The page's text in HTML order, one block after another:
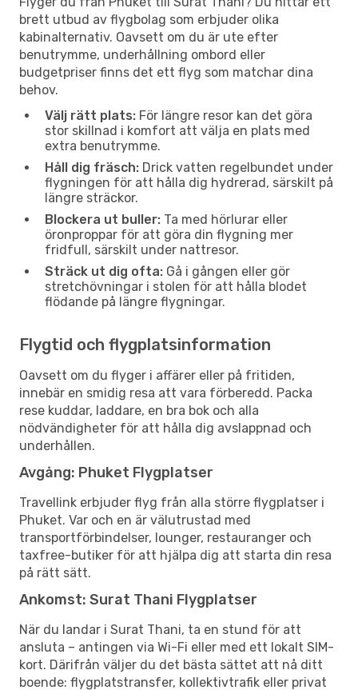
brett utbud av flygbolag som erbjuder olika
kabinalternativ. Oavsett om du är ute efter
benutrymme, underhållning ombord eller
budgetpriser finns det ett flyg som matchar dina
behov.
Välj rätt plats: För längre resor kan det göra
stor skillnad i komfort att välja en plats med
extra benutrymme.
Håll dig fräsch: Drick vatten regelbundet under
flygningen för att hålla dig hydrerad, särskilt på
längre sträckor.
Blockera ut buller: Ta med hörlurar eller
öronproppar för att göra din flygning mer
fridfull, särskilt under nattresor.
Sträck ut dig ofta: Gå i gången eller gör
stretchövningar i stolen för att hålla blodet
flödande på längre flygningar.
Flygtid och flygplatsinformation
Oavsett om du flyger i affärer eller på fritiden,
innebär en smidig resa att vara förberedd. Packa
rese kuddar, laddare, en bra bok och alla
nödvändigheter för att hålla dig avslappnad och
underhållen.
Avgång: Phuket Flygplatser
Travellink erbjuder flyg från alla större flygplatser i
Phuket. Var och en är välutrustad med
transportförbindelser, lounger, restauranger och
taxfree-butiker för att hjälpa dig att starta din resa
på rätt sätt.
Ankomst: Surat Thani Flygplatser
När du landar i Surat Thani, ta en stund för att
ansluta – antingen via Wi-Fi eller med ett lokalt SIM-
kort. Därifrån väljer du det bästa sättet att nå ditt
boende: flygplatstransfer, kollektivtrafik eller privat